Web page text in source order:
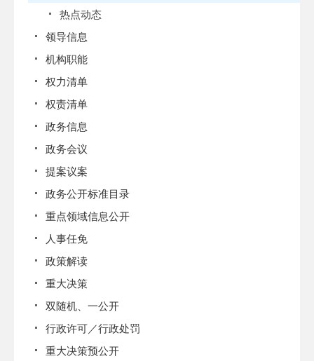
热点动态
领导信息
机构职能
权力清单
权责清单
政务信息
政务会议
提案议案
政务公开标准目录
重点领域信息公开
人事任免
政策解读
重大决策
双随机、一公开
行政许可／行政处罚
重大决策预公开